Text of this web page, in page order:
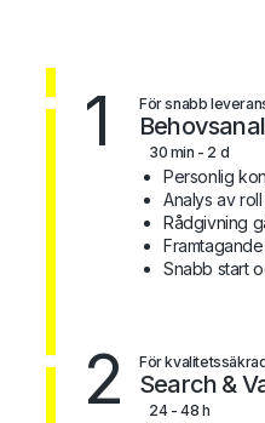
1 För snabb
30 min - 2 d
Personlig
Analys av
Rådgivning
Snabb start
2 För
Search &
24 - 48 h